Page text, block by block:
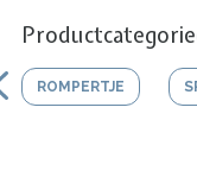
ROMPERTJE